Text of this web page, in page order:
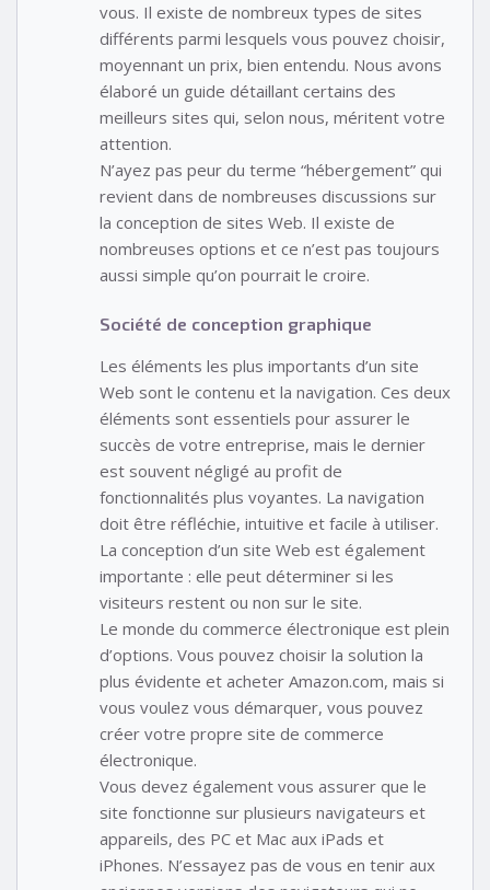
vous. Il existe de nombreux types de sites
différents parmi lesquels vous pouvez choisir,
moyennant un prix, bien entendu. Nous avons
élaboré un guide détaillant certains des
meilleurs sites qui, selon nous, méritent votre
attention.
N’ayez pas peur du terme “hébergement” qui
revient dans de nombreuses discussions sur
la conception de sites Web. Il existe de
nombreuses options et ce n’est pas toujours
aussi simple qu’on pourrait le croire.
Société de conception graphique
Les éléments les plus importants d’un site
Web sont le contenu et la navigation. Ces deux
éléments sont essentiels pour assurer le
succès de votre entreprise, mais le dernier
est souvent négligé au profit de
fonctionnalités plus voyantes. La navigation
doit être réfléchie, intuitive et facile à utiliser.
La conception d’un site Web est également
importante : elle peut déterminer si les
visiteurs restent ou non sur le site.
Le monde du commerce électronique est plein
d’options. Vous pouvez choisir la solution la
plus évidente et acheter Amazon.com, mais si
vous voulez vous démarquer, vous pouvez
créer votre propre site de commerce
électronique.
Vous devez également vous assurer que le
site fonctionne sur plusieurs navigateurs et
appareils, des PC et Mac aux iPads et
iPhones. N’essayez pas de vous en tenir aux